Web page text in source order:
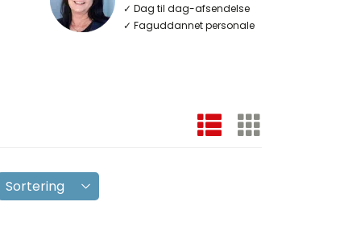
✓ Dag til dag-afsendelse
✓ Faguddannet personale